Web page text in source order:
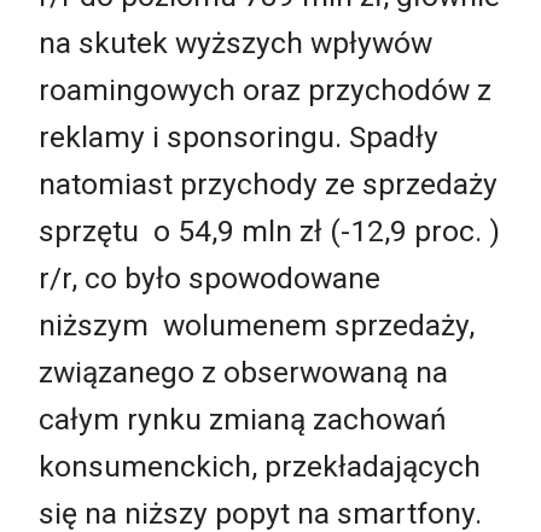
na skutek wyższych wpływów
roamingowych oraz przychodów z
reklamy i sponsoringu. Spadły
natomiast przychody ze sprzedaży
sprzętu o 54,9 mln zł (-12,9 proc. )
r/r, co było spowodowane
niższym wolumenem sprzedaży,
związanego z obserwowaną na
całym rynku zmianą zachowań
konsumenckich, przekładających
się na niższy popyt na smartfony.